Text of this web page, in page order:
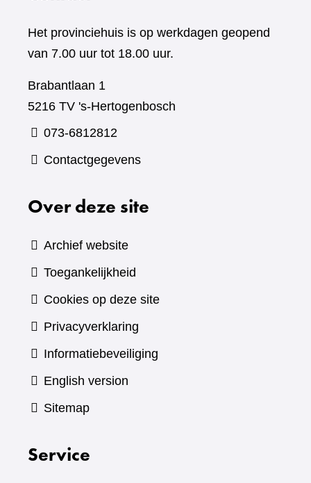
Het provinciehuis is op werkdagen geopend
van 7.00 uur tot 18.00 uur.
Brabantlaan 1
5216 TV 's-Hertogenbosch
073-6812812
Contactgegevens
Over deze site
Archief website
Toegankelijkheid
Cookies op deze site
Privacyverklaring
Informatiebeveiliging
English version
Sitemap
Service